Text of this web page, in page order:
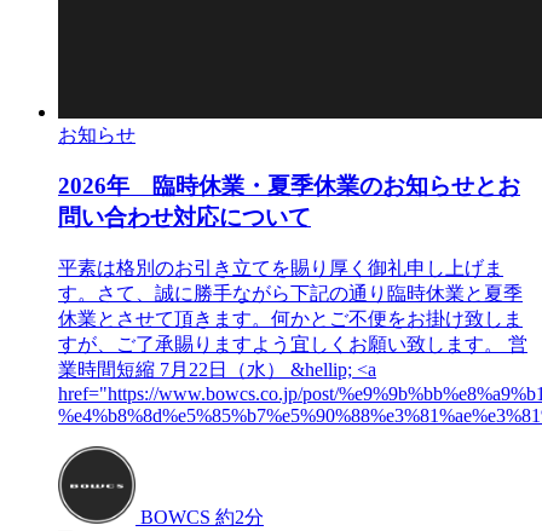
お知らせ
2026年 臨時休業・夏季休業のお知らせとお
問い合わせ対応について
平素は格別のお引き立てを賜り厚く御礼申し上げま
す。さて、誠に勝手ながら下記の通り臨時休業と夏季
休業とさせて頂きます。何かとご不便をお掛け致しま
すが、ご了承賜りますよう宜しくお願い致します。 営
業時間短縮 7月22日（水） &hellip; <a
href="https://www.bowcs.co.jp/post/
BOWCS 約2分